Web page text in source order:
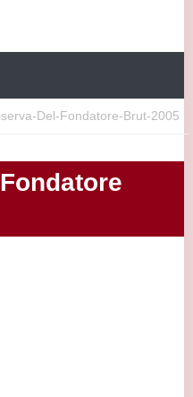
Del-Fondatore-Brut-2005